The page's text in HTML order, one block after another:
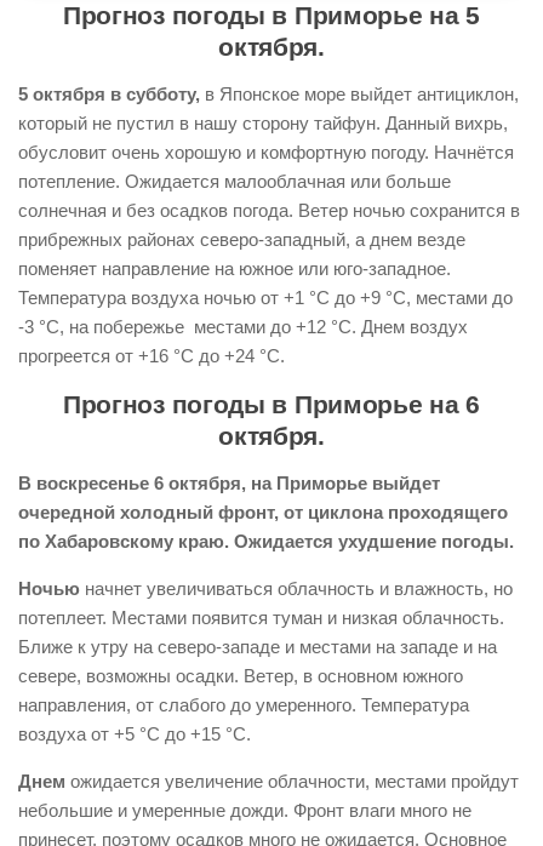
Прогноз погоды в Приморье на 5
октября.
5 октября в субботу, в Японское море выйдет антициклон,
который не пустил в нашу сторону тайфун. Данный вихрь,
обусловит очень хорошую и комфортную погоду. Начнётся
потепление. Ожидается малооблачная или больше
солнечная и без осадков погода. Ветер ночью сохранится в
прибрежных районах северо-западный, а днем везде
поменяет направление на южное или юго-западное.
Температура воздуха ночью от +1 °С до +9 °С, местами до
-3 °С, на побережье местами до +12 °С. Днем воздух
прогреется от +16 °С до +24 °С.
Прогноз погоды в Приморье на 6
октября.
В воскресенье 6 октября, на Приморье выйдет
очередной холодный фронт, от циклона проходящего
по Хабаровскому краю. Ожидается ухудшение погоды.
Ночью начнет увеличиваться облачность и влажность, но
потеплеет. Местами появится туман и низкая облачность.
Ближе к утру на северо-западе и местами на западе и на
севере, возможны осадки. Ветер, в основном южного
направления, от слабого до умеренного. Температура
воздуха от +5 °С до +15 °С.
Днем ожидается увеличение облачности, местами пройдут
небольшие и умеренные дожди. Фронт влаги много не
принесет, поэтому осадков много не ожидается. Основное